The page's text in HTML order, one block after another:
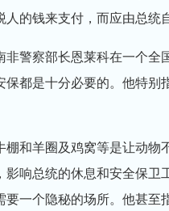
的钱来支付，而应由总统
警察部长恩莱科在一个全
都是十分必要的。他特别
和羊圈及鸡窝等是让动物
响总统的休息和安全保卫
一个隐秘的场所。他甚至